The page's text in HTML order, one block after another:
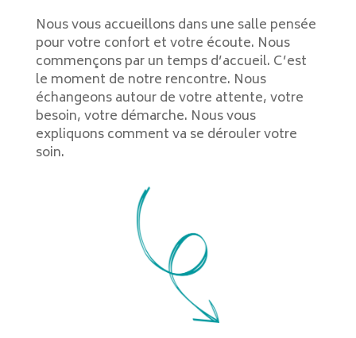
Nous vous accueillons dans une salle pensée
pour votre confort et votre écoute. Nous
commençons par un temps d’accueil. C’est
le moment de notre rencontre. Nous
échangeons autour de votre attente, votre
besoin, votre démarche. Nous vous
expliquons comment va se dérouler votre
soin.